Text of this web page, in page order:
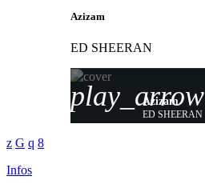
Azizam
ED SHEERAN
play_arrow
Azizam
ED SHEERAN
Infos